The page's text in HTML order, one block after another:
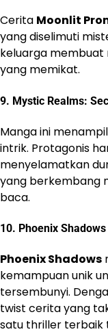
Cerita Moonlit
yang diselimuti
keluarga membuat
yang memikat.
9. Mystic Realms:
Manga ini
intrik. Protagonis
menyelamatkan
yang berkembang
baca.
10. Phoenix Shadows
Phoenix Shadows
kemampuan unik
tersembunyi.
twist cerita yang
satu thriller terbaik